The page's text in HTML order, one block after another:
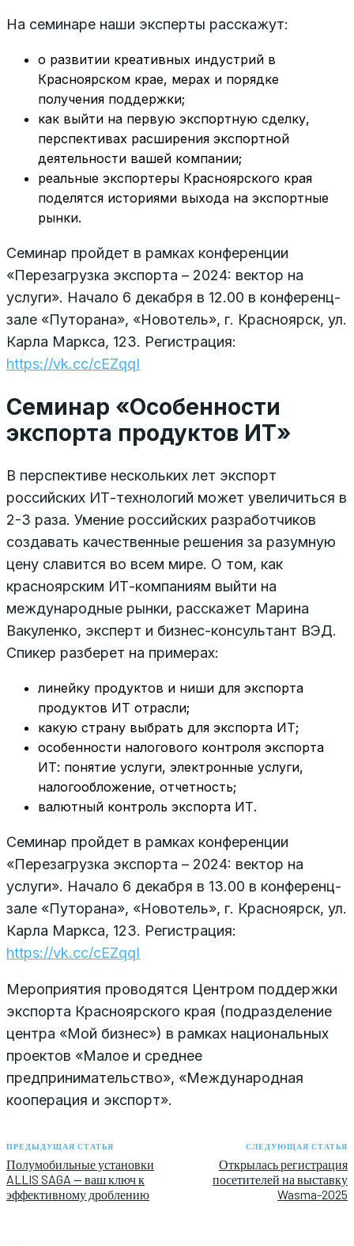
На семинаре наши эксперты расскажут:
о развитии креативных индустрий в
Красноярском крае, мерах и порядке
получения поддержки;
как выйти на первую экспортную сделку,
перспективах расширения экспортной
деятельности вашей компании;
реальные экспортеры Красноярского края
поделятся историями выхода на экспортные
рынки.
Семинар пройдет в рамках конференции
«Перезагрузка экспорта – 2024: вектор на
услуги». Начало 6 декабря в 12.00 в конференц-
зале «Путорана», «Новотель», г. Красноярск, ул.
Карла Маркса, 123. Регистрация:
https://vk.cc/cEZqqI
Семинар «Особенности
экспорта продуктов ИТ»
В перспективе нескольких лет экспорт
российских ИТ-технологий может увеличиться в
2-3 раза. Умение российских разработчиков
создавать качественные решения за разумную
цену славится во всем мире. О том, как
красноярским ИТ-компаниям выйти на
международные рынки, расскажет Марина
Вакуленко, эксперт и бизнес-консультант ВЭД.
Спикер разберет на примерах:
линейку продуктов и ниши для экспорта
продуктов ИТ отрасли;
какую страну выбрать для экспорта ИТ;
особенности налогового контроля экспорта
ИТ: понятие услуги, электронные услуги,
налогообложение, отчетность;
валютный контроль экспорта ИТ.
Семинар пройдет в рамках конференции
«Перезагрузка экспорта – 2024: вектор на
услуги». Начало 6 декабря в 13.00 в конференц-
зале «Путорана», «Новотель», г. Красноярск, ул.
Карла Маркса, 123. Регистрация:
https://vk.cc/cEZqqI
Мероприятия проводятся Центром поддержки
экспорта Красноярского края (подразделение
центра «Мой бизнес») в рамках национальных
проектов «Малое и среднее
предпринимательство», «Международная
кооперация и экспорт».
ПРЕДЫДУЩАЯ СТАТЬЯ
Полумобильные установки
ALLIS SAGA — ваш ключ к
эффективному дроблению
СЛЕДУЮЩАЯ СТАТЬЯ
Открылась регистрация
посетителей на выставку
Wasma-2025